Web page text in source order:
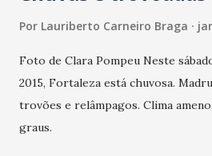
Por Lauriberto Carneiro Braga
Foto de Clara Pompeu Neste
2015, Fortaleza está chuvosa.
trovões e relâmpagos. Clima
graus.